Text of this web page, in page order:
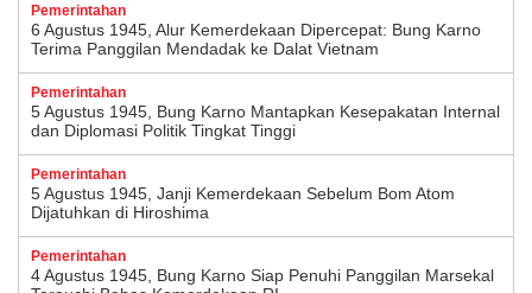
Pemerintahan
6 Agustus 1945, Alur Kemerdekaan Dipercepat: Bung Karno
Terima Panggilan Mendadak ke Dalat Vietnam
Pemerintahan
5 Agustus 1945, Bung Karno Mantapkan Kesepakatan Internal
dan Diplomasi Politik Tingkat Tinggi
Pemerintahan
5 Agustus 1945, Janji Kemerdekaan Sebelum Bom Atom
Dijatuhkan di Hiroshima
Pemerintahan
4 Agustus 1945, Bung Karno Siap Penuhi Panggilan Marsekal